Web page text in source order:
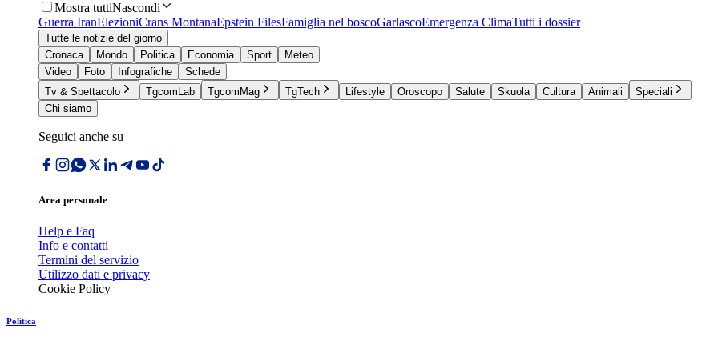
Mostra tuttiNascondi
Guerra IranElezioniCrans MontanaEpstein FilesFamiglia nel boscoGarlascoEmergenza ClimaTutti i dossier
Tutte le notizie del giorno
Cronaca
Mondo Politica Economia Sport
Meteo
Video
Foto Infografiche
Schede
Tv & Spettacolo
TgcomLab TgcomMag TgTech Lifestyle Oroscopo Salute Skuola Cultura Animali
Speciali
Chi siamo
Seguici anche su
Area personale
Help e Faq
Info e contatti
Termini del servizio
Utilizzo dati e privacy
Cookie Policy
Politica